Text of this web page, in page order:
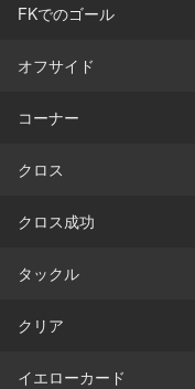
FKでのゴール
オフサイド
コーナー
クロス
クロス成功
タックル
クリア
イエローカード